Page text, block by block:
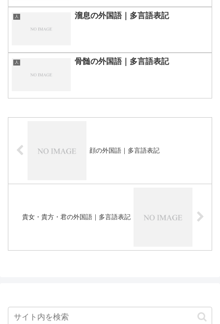
人 溜息の外国語｜多言語表記
人 骨髄の外国語｜多言語表記
顔の外国語｜多言語表記
貴女・貴方・君の外国語｜多言語表記